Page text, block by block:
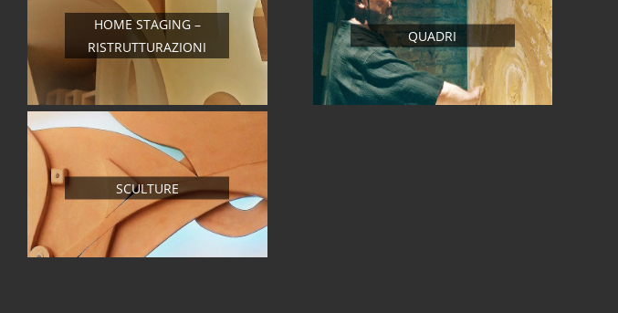
HOME STAGING –
RISTRUTTURAZIONI
SCULTURE
QUADRI